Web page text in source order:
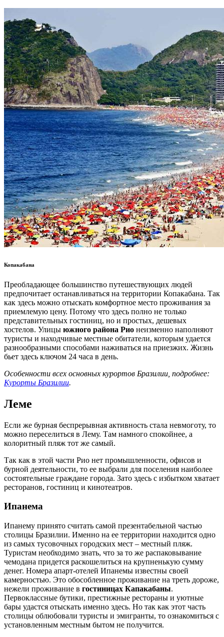
Копакабана
Преобладающее большинство путешествующих людей
предпочитает останавливаться на территории Копакабана. Так
как здесь можно отыскать комфортное место проживания за
приемлемую цену. Потому что здесь полно не только
представительных гостиниц, но и простых, дешевых
хостелов. Улицы южного района Рио неизменно наполняют
туристы и находчивые местные обитатели, которым удается
разнообразными способами наживаться на приезжих. Жизнь
бьет здесь ключом 24 часа в день.
Особенности всех основных курортов Бразилии, подробнее:
Курорты Бразилии.
Леме
Если же бурная беспрерывная активность стала невмоготу, то
можно переселиться в Лему. Там намного спокойнее, а
колоритный пляж тот же самый.
Так как в этой части Рио нет промышленности, офисов и
бурной деятельности, то ее выбрали для поселения наиболее
состоятельные граждане города. Зато здесь с избытком хватает
ресторанов, гостиниц и кинотеатров.
Ипанема
Ипанему принято считать самой презентабельной частью
столицы Бразилии. Именно на ее территории находится одно
из самых тусовочных городских мест – местный пляж.
Туристам необходимо знать, что за то же распаковывание
чемодана придется раскошелиться на крупненькую сумму
денег. Номера апарт-отелей Ипанемы известны своей
камерностью. Это обособленное проживание на треть дороже,
нежели проживание в гостиницах Капакабаны.
Первоклассные бутики, престижные рестораны и уютные
бары удастся отыскать именно здесь. Но так как этот часть
столицы облюбовали туристы и эмигранты, то ознакомиться с
установленным местным бытом не получится.